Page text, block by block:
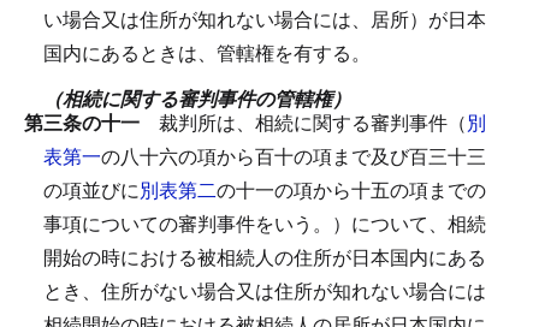
い場合又は住所が知れない場合には、居所）が日本
国内にあるときは、管轄権を有する。
（相続に関する審判事件の管轄権）
第三条の十一 裁判所は、相続に関する審判事件（別
表第一の八十六の項から百十の項まで及び百三十三
の項並びに別表第二の十一の項から十五の項までの
事項についての審判事件をいう。）について、相続
開始の時における被相続人の住所が日本国内にある
とき、住所がない場合又は住所が知れない場合には